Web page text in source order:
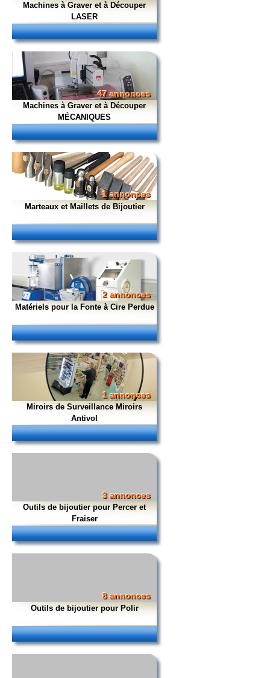
Machines à Graver et à Découper
LASER
47 annonces
Machines à Graver et à Découper
MÉCANIQUES
1 annonces
Marteaux et Maillets de Bijoutier
2 annonces
Matériels pour la Fonte à Cire Perdue
1 annonces
Miroirs de Surveillance Miroirs
Antivol
3 annonces
Outils de bijoutier pour Percer et
Fraiser
8 annonces
Outils de bijoutier pour Polir